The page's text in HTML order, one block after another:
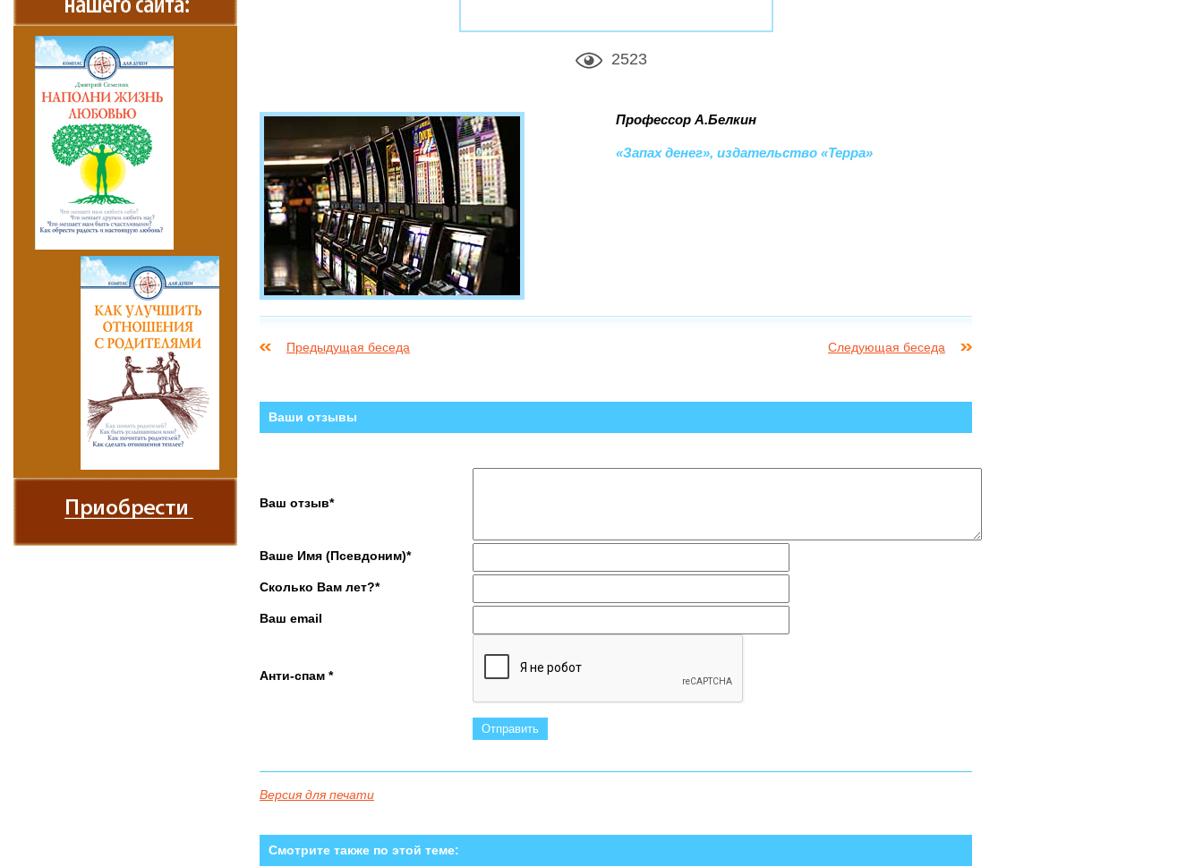
2523
Профессор А.Белкин
«Запах денег», издательство «Терра»
Предыдущая беседа Следующая беседа
Ваши отзывы
Ваш отзыв*
Ваше Имя (Псевдоним)*
Сколько Вам лет?*
Ваш email
Анти-спам *
Версия для печати
Смотрите также по этой теме: